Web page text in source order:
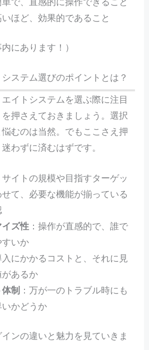
ほど、効果的であること
にあります！）
ステム選びのポイントとは？
イトシステムを選ぶ際に注目
押さえておきましょう。選択
むのは当然。でもここさえ押
わずに済むはずです。
イトの規模や目指すターゲッ
せて、必要な機能が揃っている
ズ性：操作が直感的で、誰で
すいか
にかかるコストと、それに見
あるか
制：万が一のトラブル時にも
かどうか
ンの違いと魅力を見ていきま